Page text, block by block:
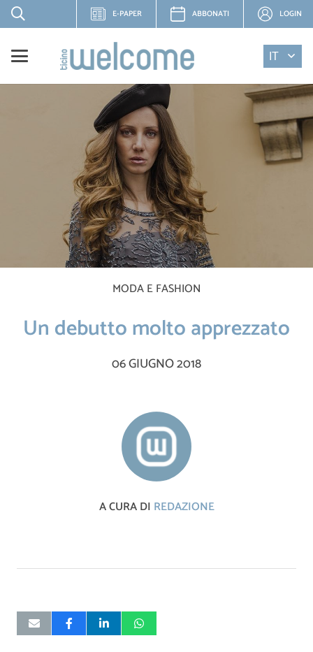
E-PAPER ABBONATI LOGIN
IT
MODA E FASHION
Un debutto molto apprezzato
06 GIUGNO 2018
A CURA DI REDAZIONE